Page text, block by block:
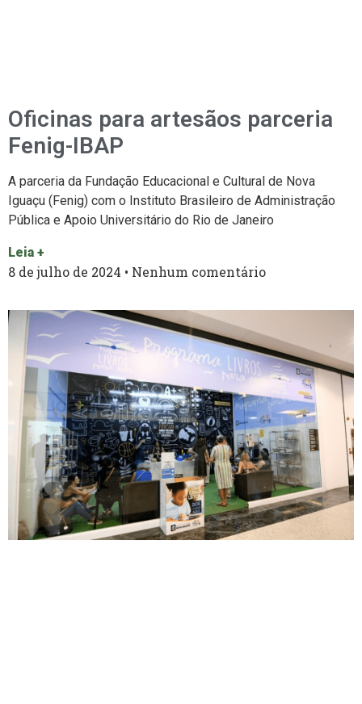
Oficinas para artesãos parceria
Fenig-IBAP
A parceria da Fundação Educacional e Cultural de Nova
Iguaçu (Fenig) com o Instituto Brasileiro de Administração
Pública e Apoio Universitário do Rio de Janeiro
Leia +
8 de julho de 2024 Nenhum comentário